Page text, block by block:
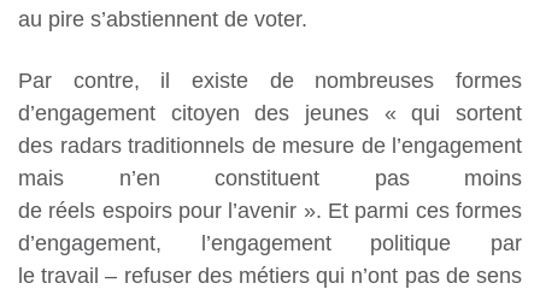
au pire s’abstiennent de voter.
Par contre, il existe de nombreuses formes
d’engagement citoyen des jeunes « qui sortent
des radars traditionnels de mesure de l’engagement
mais n’en constituent pas moins
de réels espoirs pour l’avenir ». Et parmi ces formes
d’engagement, l’engagement politique par
le travail – refuser des métiers qui n’ont pas de sens